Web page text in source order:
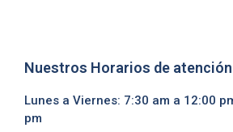
Nuestros Horarios de atención
Lunes a Viernes: 7:30 am a 12:00
pm